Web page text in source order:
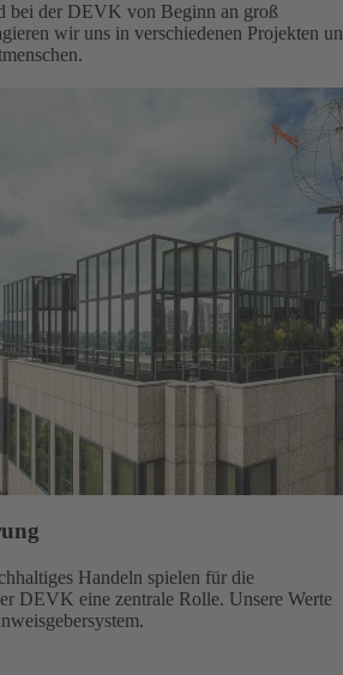
bei der DEVK von Beginn an groß
wir uns in verschiedenen Projekten
Handeln spielen für die
DEVK eine zentrale Rolle. Unsere Werte